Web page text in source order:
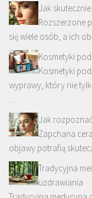
Jak
Rozszerzone
się wiele osób, a ich
Kosmetyki
Kosmetyki
wyprawy, który nie
…
Jak
Zapchana
objawy potrafią
Tradycyjna
uzdrawiania